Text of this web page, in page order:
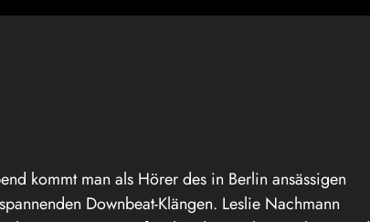
kommt man als Hörer des in Berlin ansässigen
Downbeat-Klängen. Leslie Nachmann